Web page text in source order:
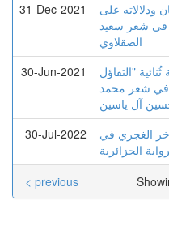
31-Dec-2021
ودلالاته علی
في شعر سعید
الصقلاوي
30-Jun-2021
"التفاؤل
في شعر محمد
آل یاسین
30-Jul-2022
الغجري في
الجزائرية
< previous